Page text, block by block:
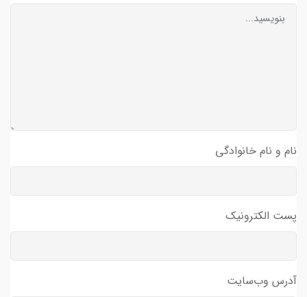
نام و نام خانوادگی
پست الکترونیک
آدرس وب‌سایت